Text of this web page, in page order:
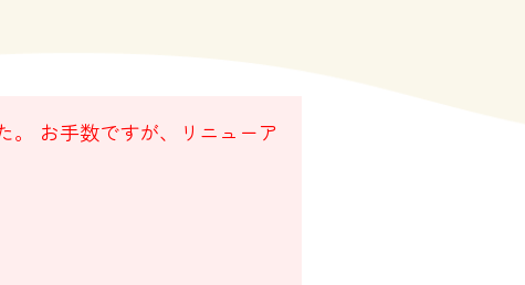
。 お手数ですが、リニューア